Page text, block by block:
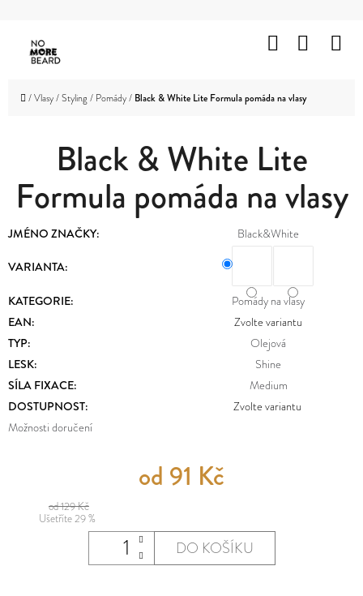
obsah
A
PROMOTION
OUTLET
MĚNA
(CZK)
PŘIHLÁŠENÍ
Hledat
Domů
/Vlasy/Styling / Pomády/ Black & White Lite Formula pomáda na vlasy
Black & White Lite
Formula pomáda na vlasy
JMÉNO ZNAČKY: Black&White
VARIANTA:
KATEGORIE:
Pomády na vlasy
EAN:
Zvolte variantu
TYP:
Olejová
LESK:
Shine
SÍLA FIXACE:
Medium
DOSTUPNOST:
Zvolte variantu
Možnosti doručení
od 91 Kč
od 129 Kč
Ušetříte 29 %
DO KOŠÍKU
Zpět
Zpět
C
O
T
Ř
E
B
U
J
E
T
E